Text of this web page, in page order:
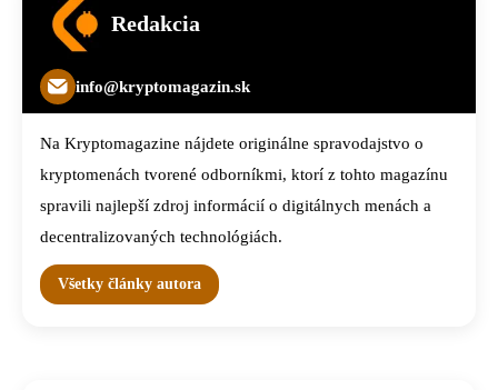
Redakcia
info@kryptomagazin.sk
Na Kryptomagazine nájdete originálne spravodajstvo o
kryptomenách tvorené odborníkmi, ktorí z tohto magazínu
spravili najlepší zdroj informácií o digitálnych menách a
decentralizovaných technológiách.
Všetky články autora